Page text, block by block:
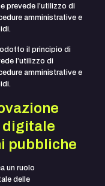
prevede l’utilizzo di
amministrative e
il principio di
l’utilizzo di
amministrative e
digitale
pubbliche
un ruolo
delle